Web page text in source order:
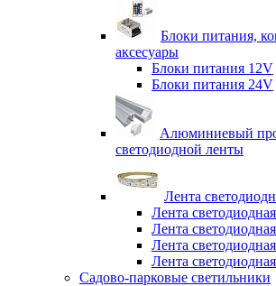
Блоки питания,
аксесуары
Блоки питания 12V
Блоки питания 24V
Алюминиевый
светодиодной ленты
Лента
Лента
Лента
Лента
Лента
Садово-парковые светильники